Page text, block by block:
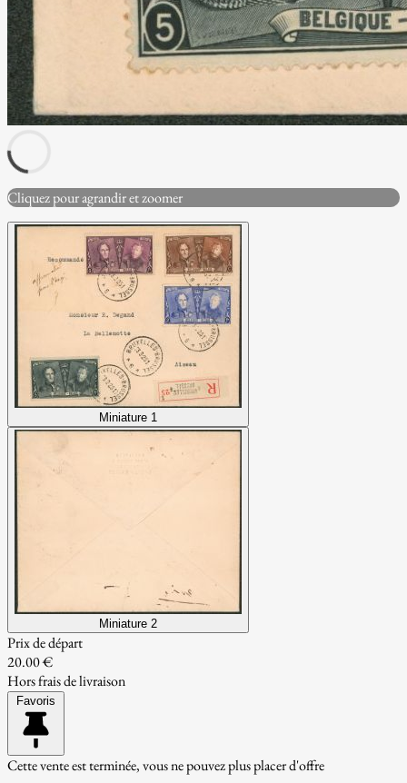
Cliquez pour agrandir et zoomer
Miniature 1
Miniature 2
Prix de départ
20.00 €
Hors frais de livraison
Favoris
Cette vente est terminée, vous ne pouvez plus placer d'offre